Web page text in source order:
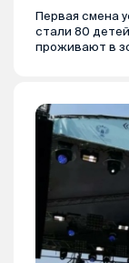
Первая смена
стали 80
проживают в